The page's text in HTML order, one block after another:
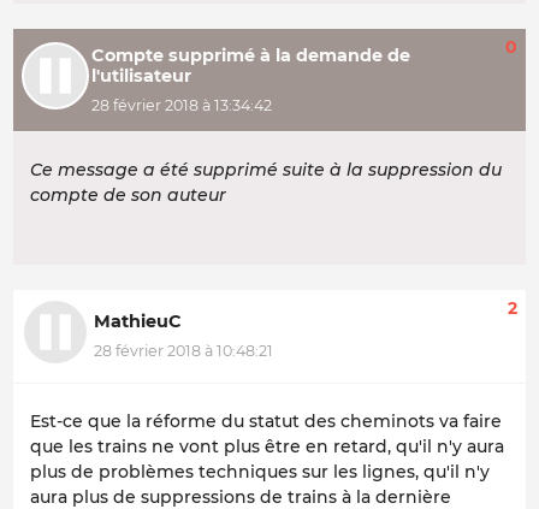
Compte supprimé à la demande de
l'utilisateur
28 février 2018 à 13:34:42
0
Ce message a été supprimé suite à la suppression du
compte de son auteur
MathieuC
28 février 2018 à 10:48:21
2
Est-ce que la réforme du statut des cheminots va faire
que les trains ne vont plus être en retard, qu'il n'y aura
plus de problèmes techniques sur les lignes, qu'il n'y
aura plus de suppressions de trains à la dernière